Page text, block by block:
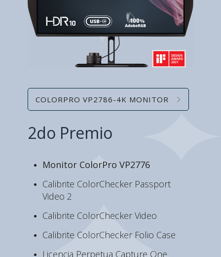
COLORPRO VP2786-4K MONITOR
2do Premio
Monitor ColorPro VP2776
Calibrite ColorChecker Passport
Video 2
Calibrite ColorChecker Video
Calibrite ColorChecker Folio Case
Licencia Perpetua Capture One